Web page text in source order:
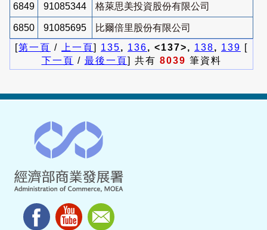
6849 91085344 格萊思美投資股份有限公司
6850 91085695
比爾倍里股份有限公司
[第一頁 / 上一頁] 135, 136, <137>, 138, 139 [
下一頁 / 最後一頁] 共有 8039 筆資料